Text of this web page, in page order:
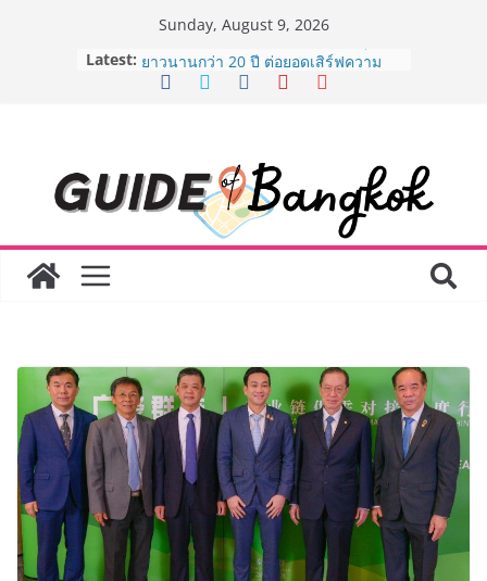
Sunday, August 9, 2026
Latest: AirAsia X SEE FAH พันธมิตรทางธุรกิจ
ยาวนานกว่า 20 ปี ต่อยอดเสิร์ฟความ
“BIO TRADE CONNECT 2026” ยก
ระดับผลิตภัณฑ์ท้องถิ่นสู่ตลาดเชิง
พาณิชย์อย่างยั่งยืน
LORDNINE จัดศึกคนดังสายเกม ไทย
ปะทะ ฟิลิปปินส์ ใน “Rise of the Tenth
ได้เตรียมนักเรียนเพียงเพื่อก้าวเข้าสู่
มหาวิทยาลัยเท่านั้น แต่ยังเตรียมพวก
เขาให้พร้อมเป็นผู้กำหนดอนาคต”
8.8 “ซูเลียน” รวมพลังนักธุรกิจทั่ว
ประเทศ จัดประชุมใหญ่แห่งปี พบ CEO
“ดร.ปิยะวัฒน์” ถ่ายทอดวิสัยทัศน์ธุรกิจ
พร้อมฟรีคอนเสิร์ต “โชค รถแห่” ยกวง